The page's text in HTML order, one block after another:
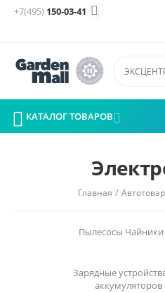
+7(495) 150-03-41 
 КАТАЛОГ ТОВАРОВ
Главная /
Пылесосы
Зарядные
аккумуляторов